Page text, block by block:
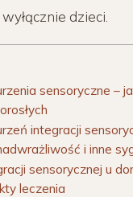
dzieci.
sensoryczne –
integracji
i inne
sensorycznej u
leczenia